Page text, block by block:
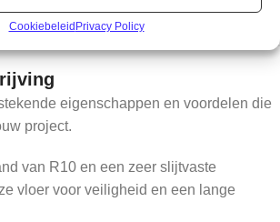
CookiebeleidPrivacy Policy
eigenschappen en voordelen die
project.
van R10 en een zeer slijtvaste
vloer voor veiligheid en een lange